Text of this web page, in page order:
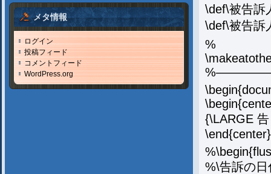
メタ情報
ログイン
投稿フィード
コメントフィード
WordPress.org
\def\被告
\def\被告訴
%
{\LARGE
\end{center}
%\告訴の日